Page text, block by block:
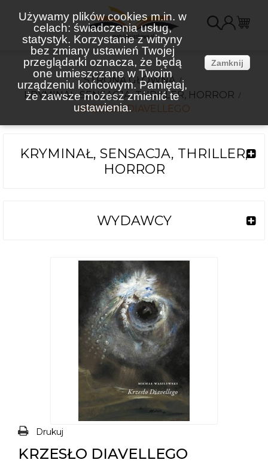
Używamy plików cookies m.in. w
celach: świadczenia usług,
statystyk. Korzystanie z witryny
bez zmiany ustawień Twojej
przeglądarki oznacza, że będą
one umieszczane w Twoim
urządzeniu końcowym. Pamiętaj,
że zawsze możesz zmienić te
ustawienia.
Zamknij
STRONA GŁÓWNA
KRYMINAŁ, SENSACJA, THRILLER, HORROR
KRZESŁO DIAVELLEGO
KRYMINAŁ, SENSACJA, THRILLER,
HORROR
WYDAWCY
Drukuj
KRZESŁO DIAVELLEGO